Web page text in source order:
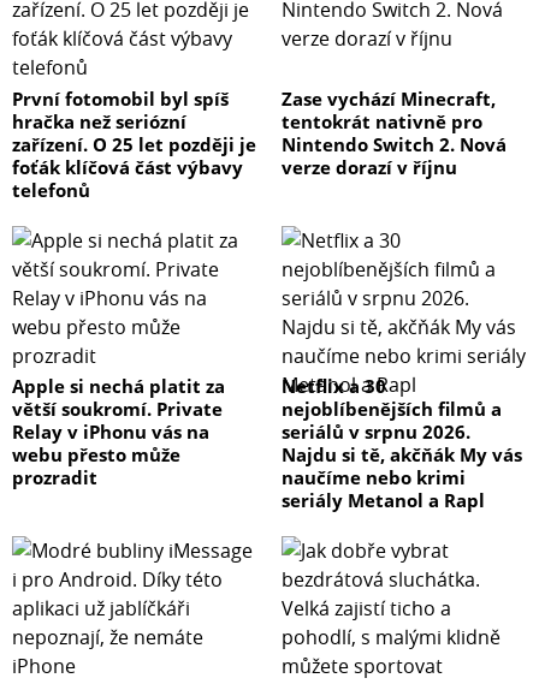
První fotomobil byl spíš
hračka než seriózní
zařízení. O 25 let později je
foťák klíčová část výbavy
telefonů
Zase vychází Minecraft,
tentokrát nativně pro
Nintendo Switch 2. Nová
verze dorazí v říjnu
Apple si nechá platit za
větší soukromí. Private
Relay v iPhonu vás na
webu přesto může
prozradit
Netflix a 30
nejoblíbenějších filmů a
seriálů v srpnu 2026.
Najdu si tě, akčňák My vás
naučíme nebo krimi
seriály Metanol a Rapl